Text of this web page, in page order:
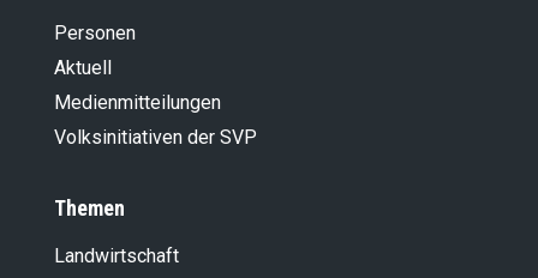
Personen
Aktuell
Medienmitteilungen
Volksinitiativen der SVP
Themen
Landwirt­schaft